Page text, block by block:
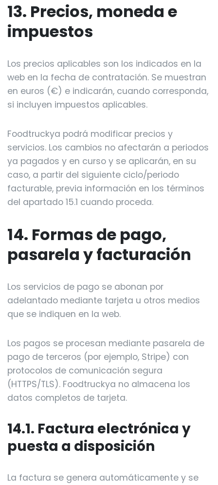
13. Precios, moneda e
impuestos
Los precios aplicables son los indicados en la
web en la fecha de contratación. Se muestran
en euros (€) e indicarán, cuando corresponda,
si incluyen impuestos aplicables.
Foodtruckya podrá modificar precios y
servicios. Los cambios no afectarán a periodos
ya pagados y en curso y se aplicarán, en su
caso, a partir del siguiente ciclo/periodo
facturable, previa información en los términos
del apartado 15.1 cuando proceda.
14. Formas de pago,
pasarela y facturación
Los servicios de pago se abonan por
adelantado mediante tarjeta u otros medios
que se indiquen en la web.
Los pagos se procesan mediante pasarela de
pago de terceros (por ejemplo, Stripe) con
protocolos de comunicación segura
(HTTPS/TLS). Foodtruckya no almacena los
datos completos de tarjeta.
14.1. Factura electrónica y
puesta a disposición
La factura se genera automáticamente y se